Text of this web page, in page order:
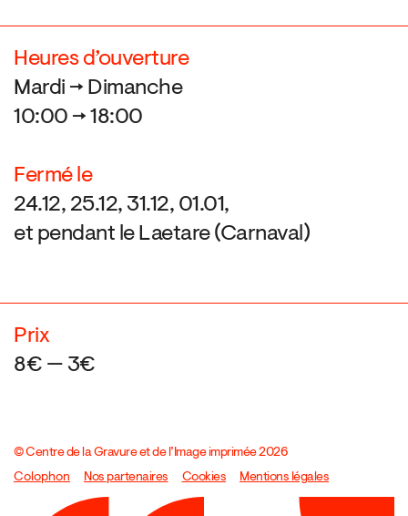
Heures d’ouverture
Mardi → Dimanche
10:00 → 18:00
Fermé le
24.12, 25.12, 31.12, 01.01,
et pendant le Laetare (Carnaval)
Prix
8€ — 3€
© Centre de la Gravure et de l’Image imprimée 2026
Colophon
Design:Marcel Kaczmarek, code:8080.studio
Nos partenaires Cookies Mentions légales